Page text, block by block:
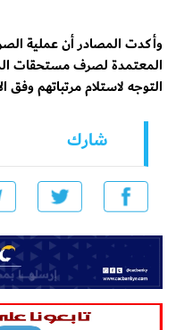
وأكدت المصادر أن عملية
المعتمدة لصرف مستحقات
التوجه لاستلام مرتباتهم
شارك